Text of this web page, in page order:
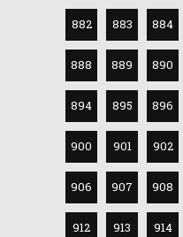
882 883 884
888 889 890
894 895 896
900 901 902
906 907 908
912 913 914